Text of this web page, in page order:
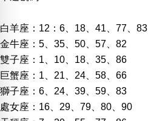
白羊座：12：6、18、41、77、83
金牛座：5、35、50、57、82
雙子座：1、10、18、35、86
巨蟹座：1、21、24、58、66
獅子座：6、24、39、59、83
處女座：16、29、79、80、90